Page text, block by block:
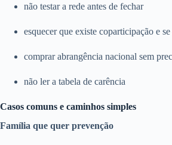
não testar a rede antes de fechar
esquecer que existe coparticipação e
comprar abrangência nacional sem
não ler a tabela de carência
Casos comuns e caminhos simples
Família que quer prevenção